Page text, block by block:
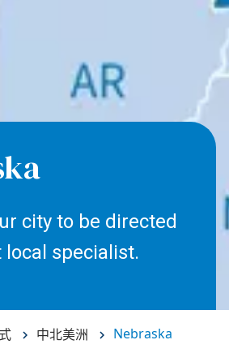
city to be directed
specialist.
中北美洲 Nebraska